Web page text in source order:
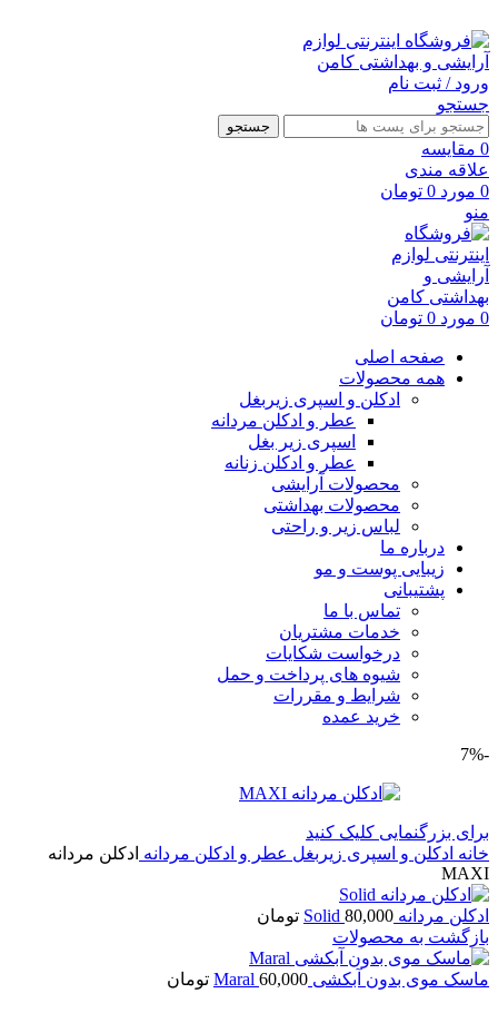
ورود / ثبت نام
جستجو
جستجو
0 مقايسه
علاقه مندی
0 مورد 0 تومان
منو
0 مورد 0 تومان
صفحه اصلی
همه محصولات
ادکلن و اسپری زیربغل
عطر و ادکلن مردانه
اسپری زیر بغل
عطر و ادکلن زنانه
محصولات آرایشی
محصولات بهداشتی
لباس زیر و راحتی
درباره ما
زیبایی پوست و مو
پشتیبانی
تماس با ما
خدمات مشتریان
درخواست شکایات
شیوه های پرداخت و حمل
شرایط و مقررات
خرید عمده
-7%
برای بزرگنمایی کلیک کنید
خانه ادکلن و اسپری زیربغل عطر و ادکلن مردانه ادكلن مردانه
MAXI
ادکلن مردانه Solid 80,000
تومان
بازگشت به محصولات
ماسک موی بدون آبکشی Maral 60,000 تومان